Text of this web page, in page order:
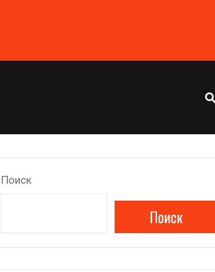
Поиск
Поиск